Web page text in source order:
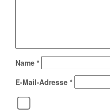
Name *
E-Mail-Adresse *